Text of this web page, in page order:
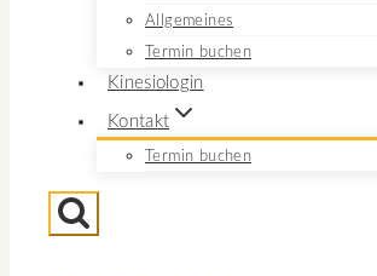
Allgemeines
Termin buchen
Kinesiologin
Kontakt
Termin buchen